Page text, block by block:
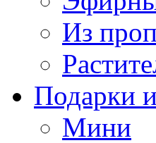
Из
Подарки
Мини